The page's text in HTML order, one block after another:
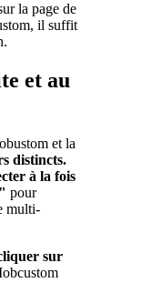
la page de
il suffit
et au
et la
distincts.
à la fois
pour
multi-
sur